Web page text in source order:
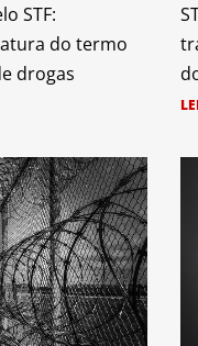
STF:
do termo
drogas